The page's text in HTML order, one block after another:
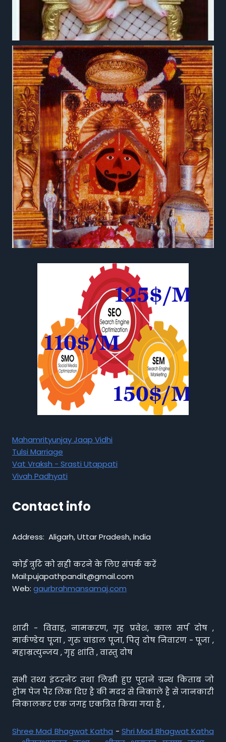
Mahamrityunjay Jaap Vidhi
Tulsi Marriage
Vat Vraksh - Srasti Utappati
Vivah Padhyati
Contact info
Address: Aligarh, Uttar Pradesh, India
कोई त्रुटि को सही करने के लिए संपर्क करें
Mail:pujapathpandit@gmail.com
Web: gaurbrahmansamaj.com
शादी - विवाह, नामकरण, गृह प्रवेश, काल सर्प दोष ,
मार्कण्डेय पूजा , गुरु चांडाल पूजा, पितृ दोष निवारण - पूजा ,
महाम्रत्युन्जय , गृह शांति , वास्तु दोष
सभी तथ्य इंटरनेट तथा लिखी हुए पुराने ग्रन्थ किताब जो
होम पेज पैर लिंक दिए है की मदद से निकाले है से जानकारी
निकालकर एक जगह एकत्रित किया गया है ,
Shree Mad Bhagwat Katha - Shri Mad Bhagwat Katha